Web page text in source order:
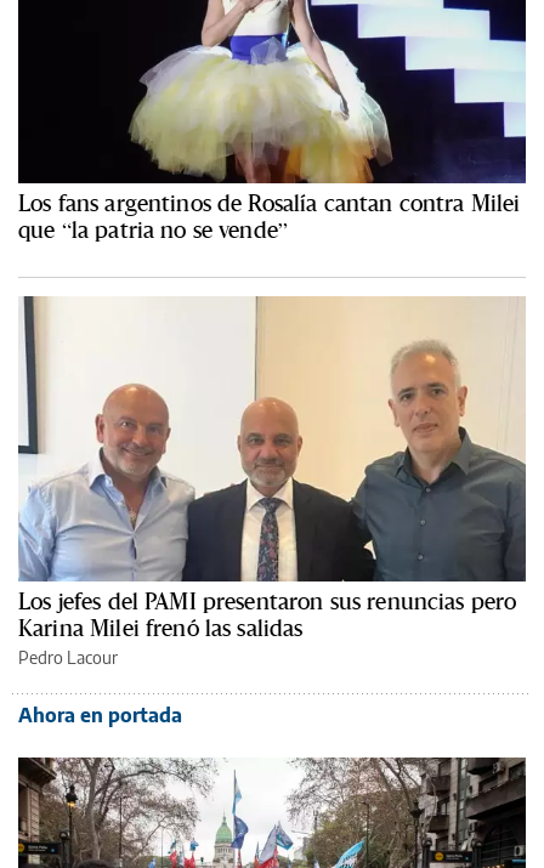
Los fans argentinos de Rosalía cantan contra Milei
que “la patria no se vende”
Los jefes del PAMI presentaron sus renuncias pero
Karina Milei frenó las salidas
Pedro Lacour
Ahora en portada